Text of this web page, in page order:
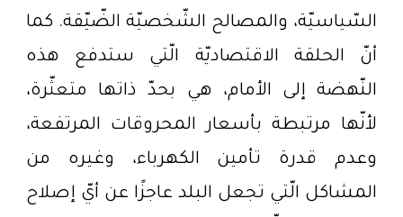
السّياسيّة، والمصالح الشّخصيّة الضّيّقة. كما
أنّ الحلقة الاقتصاديّة الّتي ستدفع هذه
النّهضة إلى الأمام، هي بحدّ ذاتها متعثّرة،
لأنّها مرتبطة بأسعار المحروقات المرتفعة،
وعدم قدرة تأمين الكهرباء، وغيره من
المشاكل الّتي تجعل البلد عاجزًا عن أيّ إصلاح